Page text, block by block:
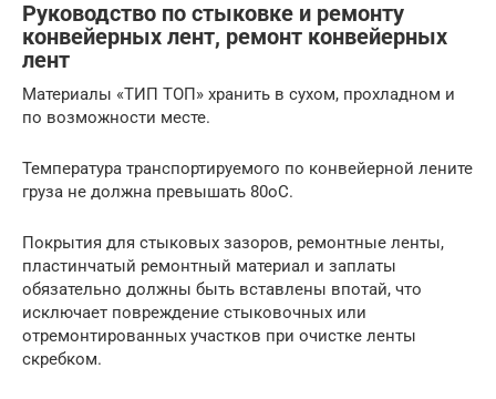
Руководство по стыковке и ремонту
конвейерных лент, ремонт конвейерных
лент
Материалы «ТИП ТОП» хранить в сухом, прохладном и
по возможности месте.
Температура транспортируемого по конвейерной лените
груза не должна превышать 80oС.
Покрытия для стыковых зазоров, ремонтные ленты,
пластинчатый ремонтный материал и заплаты
обязательно должны быть вставлены впотай, что
исключает повреждение стыковочных или
отремонтированных участков при очистке ленты
скребком.